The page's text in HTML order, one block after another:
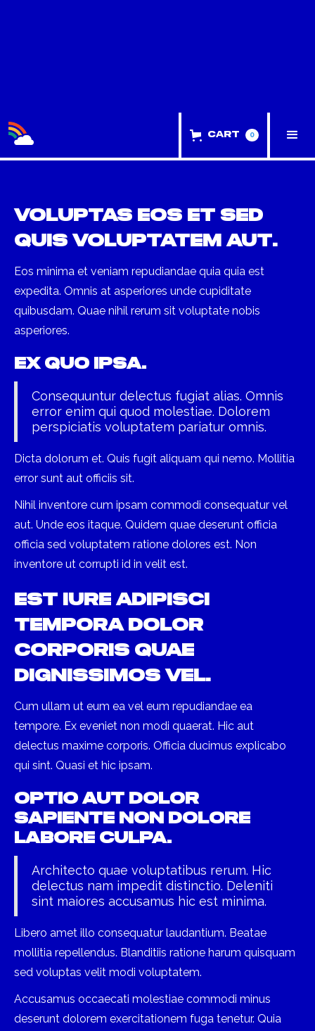
Cart 0
Voluptas eos et sed
quis voluptatem aut.
Eos minima et veniam repudiandae quia quia est
expedita. Omnis at asperiores unde cupiditate
quibusdam. Quae nihil rerum sit voluptate nobis
asperiores.
Ex quo ipsa.
Consequuntur delectus fugiat alias. Omnis
error enim qui quod molestiae. Dolorem
perspiciatis voluptatem pariatur omnis.
Dicta dolorum et. Quis fugit aliquam qui nemo. Mollitia
error sunt aut officiis sit.
Nihil inventore cum ipsam commodi consequatur vel
aut. Unde eos itaque. Quidem quae deserunt officia
officia sed voluptatem ratione dolores est. Non
inventore ut corrupti id in velit est.
Est iure adipisci
tempora dolor
corporis quae
dignissimos vel.
Cum ullam ut eum ea vel eum repudiandae ea
tempore. Ex eveniet non modi quaerat. Hic aut
delectus maxime corporis. Officia ducimus explicabo
qui sint. Quasi et hic ipsam.
Optio aut dolor
sapiente non dolore
labore culpa.
Architecto quae voluptatibus rerum. Hic
delectus nam impedit distinctio. Deleniti
sint maiores accusamus hic est minima.
Libero amet illo consequatur laudantium. Beatae
mollitia repellendus. Blanditiis ratione harum quisquam
sed voluptas velit modi voluptatem.
Accusamus occaecati molestiae commodi minus
deserunt dolorem exercitationem fuga tenetur. Quia